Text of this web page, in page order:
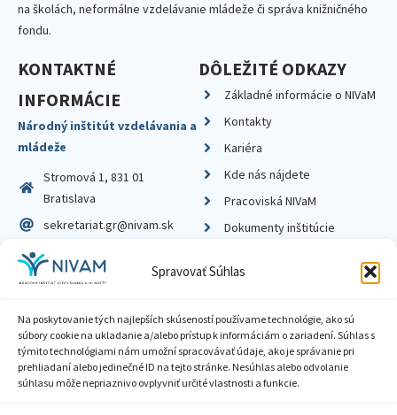
Spravovať Súhlas
Na poskytovanie tých najlepších skúseností používame technológie, ako sú
súbory cookie na ukladanie a/alebo prístup k informáciám o zariadení. Súhlas s
týmito technológiami nám umožní spracovávať údaje, ako je správanie pri
prehliadaní alebo jedinečné ID na tejto stránke. Nesúhlas alebo odvolanie
súhlasu môže nepriaznivo ovplyvniť určité vlastnosti a funkcie.
na školách, neformálne vzdelávanie mládeže či správa knižničného
fondu.
KONTAKTNÉ
INFORMÁCIE
Národný inštitút vzdelávania a
mládeže
Stromová 1, 831 01
Bratislava
sekretariat.gr@nivam.sk
IČO: 00164348
DIČ: 2020798714
DÔLEŽITÉ ODKAZY
Základné informácie o NIVaM
Kontakty
Kariéra
Kde nás nájdete
Pracoviská NIVaM
Dokumenty inštitúcie
Zásady ochrany súkromia